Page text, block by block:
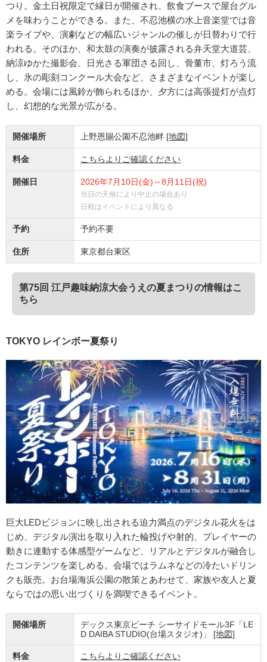
つり。金土日祝限定で縁日が開催され、飲食ブースで屋台グル
メを味わうことができる。また、不忍池横の水上音楽堂では音
楽ライブや、演劇などの幅広いジャンルの催しが日替わりで行
われる。そのほか、和太鼓の演奏が披露される弁天堂大道芸、
納涼ゆかた撮影会、日光さる軍団さる回し、骨董市、灯ろう流
し、氷の彫刻コンクール大会など、さまざまなイベントが楽し
める。会場には風鈴が飾られるほか、夕方には高張提灯が点灯
し、幻想的な光景が広がる。
開催場所 上野恩賜公園不忍池畔 [地図]
料金 こちらよりご確認ください
開催日 2026年7月10日(金)～8月11日(祝)
当日の天候により中止の場合あり
日程はイベントにより異なる
予約 予約不要
住所 東京都台東区
第75回 江戸趣味納涼大会うえの夏まつりの情報はこ
ちら
TOKYO レインボー夏祭り
巨大LEDビジョンに映し出される迫力満点のデジタル花火をは
じめ、デジタル演出を取り入れた輪投げや射的、プレイヤーの
動きに連動する体感型ゲームなど、リアルとデジタルが融合し
たコンテンツを楽しめる。会場ではラムネなどの冷たいドリン
クも販売。お台場海浜公園の散策とあわせて、家族や友人と夏
ならではの思い出づくりを満喫できるイベント。
開催場所
デックス東京ビーチ シーサイドモール3F「LE
D DAIBA STUDIO(台場スタジオ)」 [地図]
料金 こちらよりご確認ください